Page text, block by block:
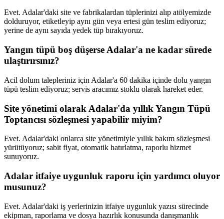
Evet. Adalar'daki site ve fabrikalardan tüplerinizi alıp atölyemizde
dolduruyor, etiketleyip aynı gün veya ertesi gün teslim ediyoruz;
yerine de aynı sayıda yedek tüp bırakıyoruz.
Yangın tüpü boş düşerse Adalar'a ne kadar sürede
ulaştırırsınız?
Acil dolum talepleriniz için Adalar'a 60 dakika içinde dolu yangın
tüpü teslim ediyoruz; servis aracımız stoklu olarak hareket eder.
Site yönetimi olarak Adalar'da yıllık Yangın Tüpü
Toptancısı sözleşmesi yapabilir miyim?
Evet. Adalar'daki onlarca site yönetimiyle yıllık bakım sözleşmesi
yürütüyoruz; sabit fiyat, otomatik hatırlatma, raporlu hizmet
sunuyoruz.
Adalar itfaiye uygunluk raporu için yardımcı oluyor
musunuz?
Evet. Adalar'daki iş yerlerinizin itfaiye uygunluk yazısı sürecinde
ekipman, raporlama ve dosya hazırlık konusunda danışmanlık